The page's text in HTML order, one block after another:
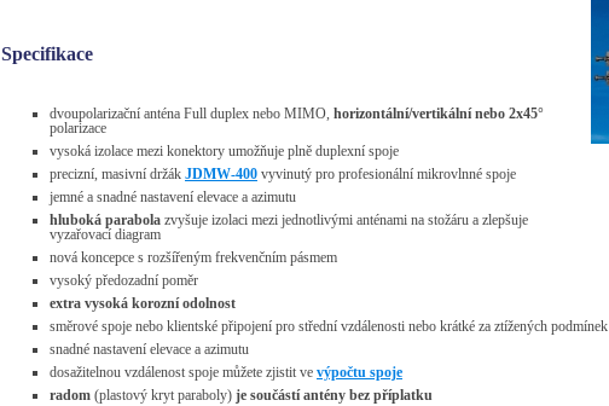
Specifikace
dvoupolarizační anténa Full duplex nebo MIMO, horizontální/vertikální nebo 2x45°
polarizace
vysoká izolace mezi konektory umožňuje plně duplexní spoje
precizní, masivní držák JDMW-400 vyvinutý pro profesionální mikrovlnné spoje
jemné a snadné nastavení elevace a azimutu
hluboká parabola zvyšuje izolaci mezi jednotlivými anténami na stožáru a zlepšuje
vyzařovací diagram
nová koncepce s rozšířeným frekvenčním pásmem
vysoký předozadní poměr
extra vysoká korozní odolnost
směrové spoje nebo klientské připojení pro střední vzdálenosti nebo krátké za ztížených podmínek
snadné nastavení elevace a azimutu
dosažitelnou vzdálenost spoje můžete zjistit ve výpočtu spoje
radom (plastový kryt paraboly) je součástí antény bez příplatku